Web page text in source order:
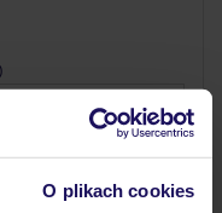
O plikach cookies